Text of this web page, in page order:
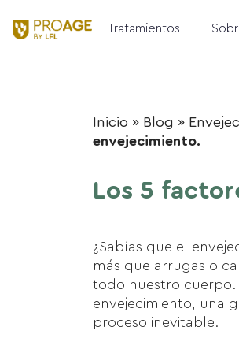
Tratamientos
Inicio » Blog »
envejecimiento.
Los 5
¿Sabías que el
más que arrugas o
todo nuestro cuerpo.
envejecimiento, una
proceso inevitable.